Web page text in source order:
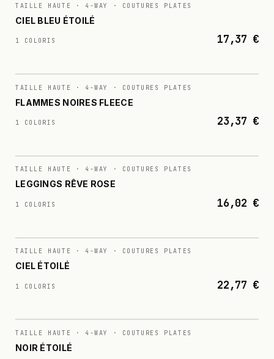
N° 018
TAILLE HAUTE · 4-WAY · COUTURES PLATES
CIEL BLEU ÉTOILÉ
1 COLORIS 17,37 €
N° 019
TAILLE HAUTE · 4-WAY · COUTURES PLATES
FLAMMES NOIRES FLEECE
1 COLORIS 23,37 €
N° 020
TAILLE HAUTE · 4-WAY · COUTURES PLATES
LEGGINGS RÊVE ROSE
1 COLORIS 16,02 €
N° 021
TAILLE HAUTE · 4-WAY · COUTURES PLATES
CIEL ÉTOILÉ
1 COLORIS 22,77 €
N° 022
TAILLE HAUTE · 4-WAY · COUTURES PLATES
NOIR ÉTOILÉ